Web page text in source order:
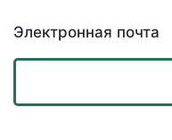
Электронная почта